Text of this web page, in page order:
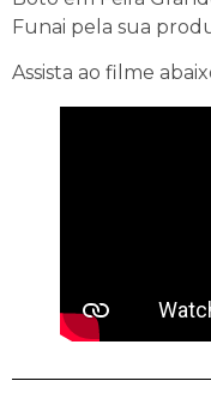
Funai pela sua
Assista ao filme